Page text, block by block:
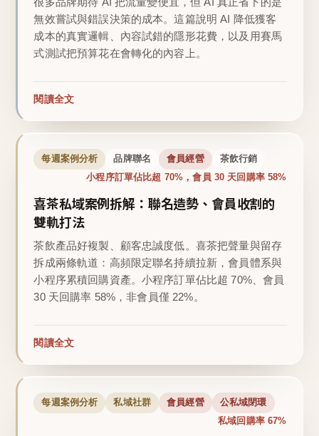
無效嘗試與錯誤決策的成本。這篇說明 AI 降低獲客
成本的真實邏輯、內容試錯的隱形花費，以及用賽馬
式測試把預算花在會轉化的內容上。
閱讀全文
每週案例分析 品牌聯名 會員經營 茶飲行銷
小程序訂單佔比超 70%，會員 30 天回購率 58%
喜茶私域案例拆解：聯名造勢、會員收割的
雙軌打法
茶飲產品好複製、顧客忠誠度低。喜茶把聲量與留存
拆成兩條軌道：高頻限定聯名持續拉新，會員體系與
小程序累積回購資產。小程序訂單佔比超 70%、會員
30 天回購率 58%，非會員僅 22%。
閱讀全文
每週案例分析 私域社群 會員經營 公私域閉環
私域回購率 67%